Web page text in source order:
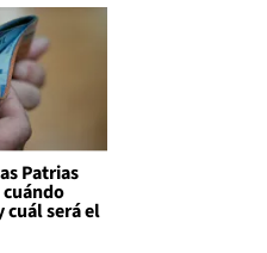
Patrias
cuál será el